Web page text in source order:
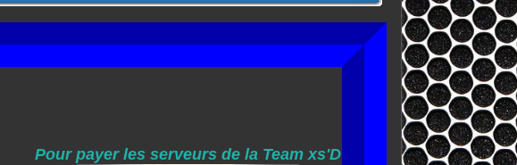
Pour payer les serveurs de la Team xs'D